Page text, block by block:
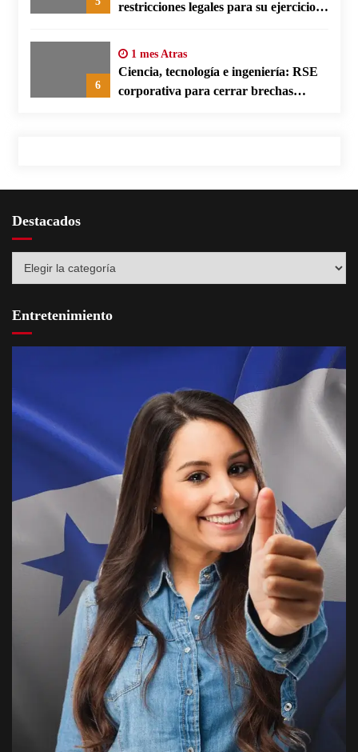
restricciones legales para su ejercicio,
6
1 mes Atras
Ciencia, tecnología e ingeniería: RSE
corporativa para cerrar brechas
Destacados
Entretenimiento